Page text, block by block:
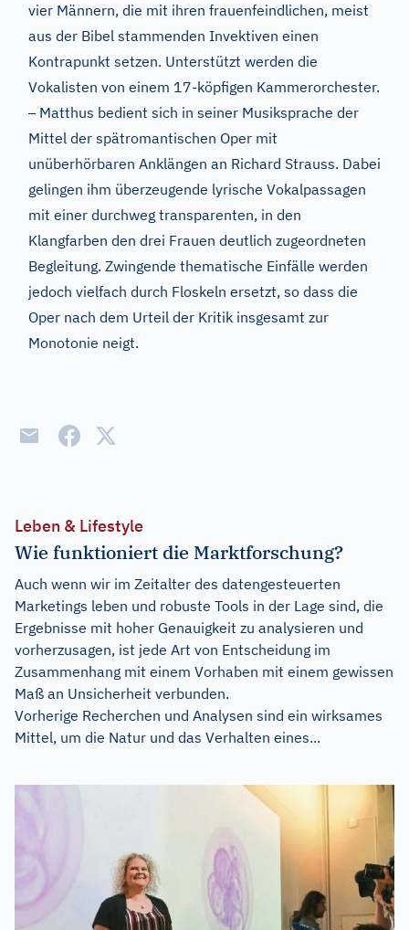
vier Männern, die mit ihren frauenfeindlichen, meist
aus der Bibel stammenden Invektiven einen
Kontrapunkt setzen. Unterstützt werden die
Vokalisten von einem 17-köpfigen Kammerorchester.
–Matthus bedient sich in seiner Musiksprache der
Mittel der spätromantischen Oper mit
unüberhörbaren Anklängen an Richard Strauss. Dabei
gelingen ihm überzeugende lyrische Vokalpassagen
mit einer durchweg transparenten, in den
Klangfarben den drei Frauen deutlich zugeordneten
Begleitung. Zwingende thematische Einfälle werden
jedoch vielfach durch Floskeln ersetzt, so dass die
Oper nach dem Urteil der Kritik insgesamt zur
Monotonie neigt.
Leben & Lifestyle
Wie funktioniert die Marktforschung?
Auch wenn wir im Zeitalter des datengesteuerten
Marketings leben und robuste Tools in der Lage sind, die
Ergebnisse mit hoher Genauigkeit zu analysieren und
vorherzusagen, ist jede Art von Entscheidung im
Zusammenhang mit einem Vorhaben mit einem gewissen
Maß an Unsicherheit verbunden.
Vorherige Recherchen und Analysen sind ein wirksames
Mittel, um die Natur und das Verhalten eines...